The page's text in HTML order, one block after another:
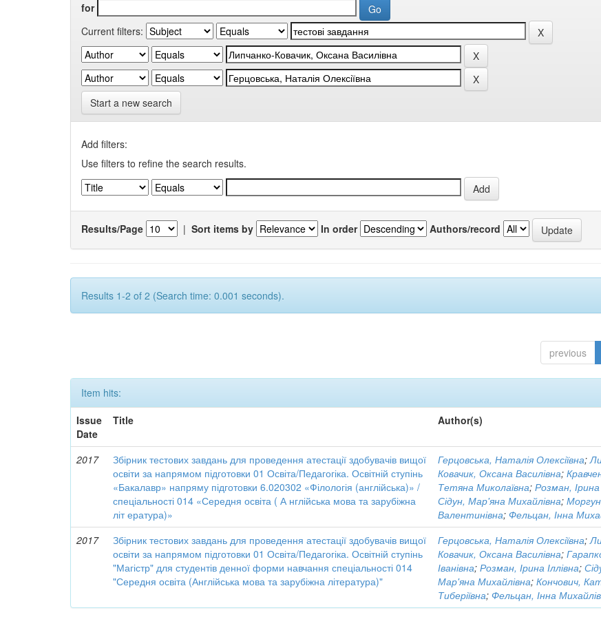
for
Current filters:
Start a new search
Add filters:
Use filters to refine the search results.
Results/Page | Sort items by In order Authors/record
Results 1-2 of 2 (Search time: 0.001 seconds).
previous
Item hits:
Issue
Date
Title Author(s)
2017
Збірник тестових завдань для проведення атестації здобувачів вищої
освіти за напрямом підготовки 01 Освіта/Педагогіка. Освітній ступінь
«Бакалавр» напряму підготовки 6.020302 «Філологія (англійська)» /
спеціальності 014 «Середня освіта ( А нглійська мова та зарубіжна
літ ература)»
Герцовська, Наталія Олексіївна;
Ковачик, Оксана Василівна;
Тетяна Миколаївна;Розман, Ірина
Сідун, Мар'яна Михайлівна;
Валентинівна;Фельцан, Інна
2017
Збірник тестових завдань для проведення атестації здобувачів вищої
освіти за напрямом підготовки 01 Освіта/Педагогіка. Освітній ступінь
"Магістр" для студентів денної форми навчання спеціальності 014
"Середня освіта (Англійська мова та зарубіжна література)"
Герцовська, Наталія Олексіївна;
Ковачик, Оксана Василівна;
Іванівна;Розман, Ірина Іллівна;
Мар'яна Михайлівна;Кончович,
Тиберіївна;Фельцан, Інна